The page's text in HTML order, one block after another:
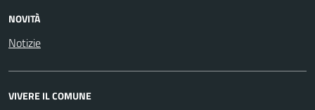
NOVITÀ
Notizie
VIVERE IL COMUNE